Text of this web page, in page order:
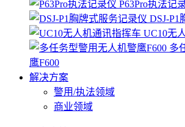
P63Pro执法记
DSJ-P1
UC10无
多
鹰F600
解决方案
警用/执法领域
商业领域